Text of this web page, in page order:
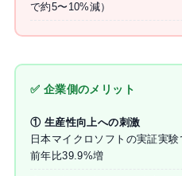
で約5〜10%減）
✅ 企業側のメリット
① 生産性向上への刺激
日本マイクロソフトの実証実
前年比39.9%増